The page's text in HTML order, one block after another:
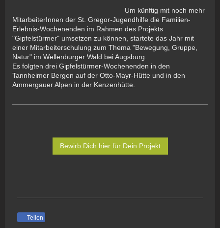
Um künftig mit noch mehr
MitarbeiterInnen der St. Gregor-Jugendhilfe die Familien-
Erlebnis-Wochenenden im Rahmen des Projekts
"Gipfelstürmer" umsetzen zu können, startete das Jahr mit
einer Mitarbeiterschulung zum Thema "Bewegung, Gruppe,
Natur" im Wellenburger Wald bei Augsburg.
Es folgten drei Gipfelstürmer-Wochenenden in den
Tannheimer Bergen auf der Otto-Mayr-Hütte und in den
Ammergauer Alpen in der Kenzenhütte.
Bewirb Dich hier für Dein Projekt
Teilen